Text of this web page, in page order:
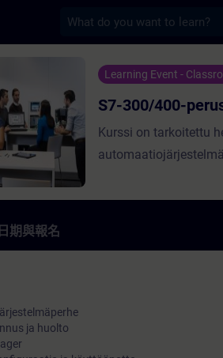
300/400-peruskurssi - 培
Learning Event -
S7-300/400-
Kurssi on tarkoitettu
日期與報名
ja huolto